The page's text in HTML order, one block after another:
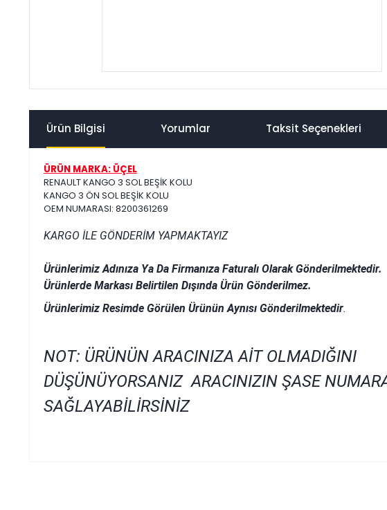
Ürün Bilgisi Yorumlar Taksit Seçenekleri
ÜRÜN MARKA: ÜÇEL
RENAULT KANGO 3 SOL BEŞİK KOLU
KANGO 3 ÖN SOL BEŞİK KOLU
OEM NUMARASI: 8200361269
KARGO İLE GÖNDERİM YAPMAKTAYIZ
Ürünlerimiz Adınıza Ya Da Firmanıza Faturalı Olarak Gönderilmektedir.
Ürünlerde Markası Belirtilen Dışında Ürün Gönderilmez.
Ürünlerimiz Resimde Görülen Ürünün Aynısı Gönderilmektedir.
NOT: ÜRÜNÜN ARACINIZA AİT OLMADIĞINI
DÜŞÜNÜYORSANIZ ARACINIZIN ŞASE
SAĞLAYABİLİRSİNİZ